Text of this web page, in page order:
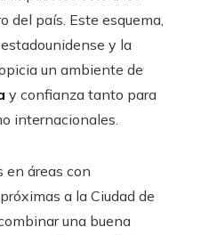
del país. Este esquema,
y la
un ambiente de
y confianza tanto para
internacionales.
en áreas con
a la Ciudad de
una buena